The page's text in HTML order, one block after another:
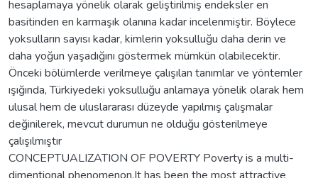
hesaplamaya yönelik olarak geliştirilmiş endeksler en
basitinden en karmaşık olanına kadar incelenmiştir. Böylece
yoksulların sayısı kadar, kimlerin yoksulluğu daha derin ve
daha yoğun yaşadığını göstermek mümkün olabilecektir.
Önceki bölümlerde verilmeye çalışılan tanımlar ve yöntemler
ışığında, Türkiyedeki yoksulluğu anlamaya yönelik olarak hem
ulusal hem de uluslararası düzeyde yapılmış çalışmalar
değinilerek, mevcut durumun ne olduğu gösterilmeye
çalışılmıştır
CONCEPTUALIZATION OF POVERTY Poverty is a multi-